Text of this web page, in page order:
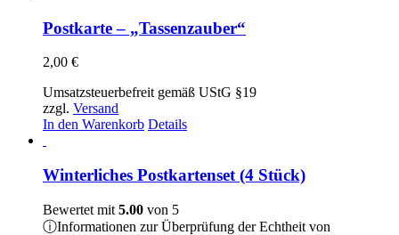
Postkarte – „Tassenzauber“
2,00 €
Umsatzsteuerbefreit gemäß UStG §19
zzgl. Versand
In den Warenkorb Details
Winterliches Postkartenset (4 Stück)
Bewertet mit 5.00 von 5
ⓘInformationen zur Überprüfung der Echtheit von